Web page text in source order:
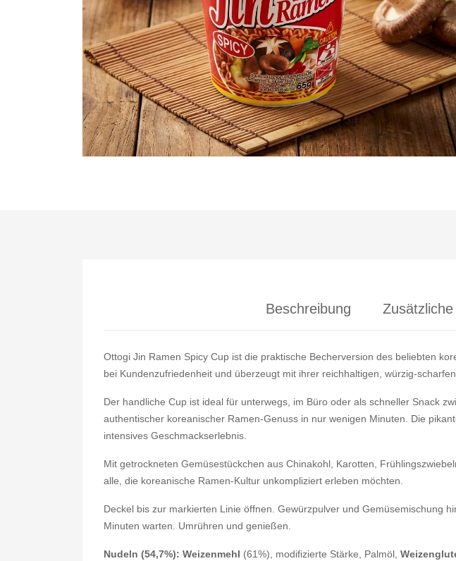
Beschreibung
Ottogi Jin Ramen Spicy Cup ist die praktische Becherversion des beliebten
bei Kundenzufriedenheit und überzeugt mit ihrer reichhaltigen, würzig-
Der handliche Cup ist ideal für unterwegs, im Büro oder als schneller Snack
authentischer koreanischer Ramen-Genuss in nur wenigen Minuten. Die
intensives Geschmackserlebnis.
Mit getrockneten Gemüsestückchen aus Chinakohl, Karotten,
alle, die koreanische Ramen-Kultur unkompliziert erleben möchten.
Deckel bis zur markierten Linie öffnen. Gewürzpulver und Gemüsemischung
Minuten warten. Umrühren und genießen.
Nudeln (54,7%): Weizenmehl (61%), modifizierte Stärke, Palmöl,